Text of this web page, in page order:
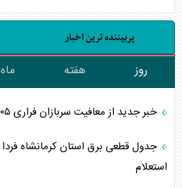
پربیننده ترین اخبار
روز هفته ماه
خبر جدید از معافیت سربازان فراری ۱۴۰۵
استعلام